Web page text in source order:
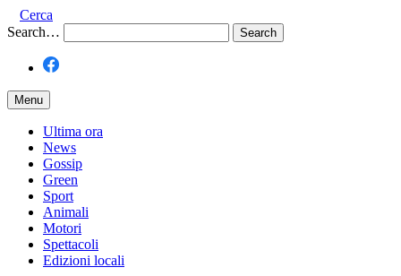
Cerca
Search…
Menu
Ultima ora
News
Gossip
Green
Sport
Animali
Motori
Spettacoli
Edizioni locali